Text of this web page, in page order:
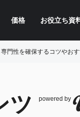
価格 お役立ち資
門性を確保するコツやお
ツ powered by